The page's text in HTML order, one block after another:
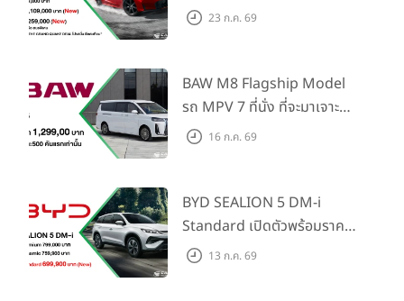
Honda S+ Shift ครั้งแรกใน
Traffic Monitor เพียงจอง
ภายใน 31 ก.ค. 2569 รับบัตร
น้ำมันมูลค่า 10,000 บาท
23 ก.ค. 69
BAW M8 Flagship Model
รถ MPV 7 ที่นั่ง ที่จะมาเจาะ
ตลาดครอบครัวและองค์กรยุค
แรก)
16 ก.ค. 69
BYD SEALION 5 DM-i
Standard เปิดตัวพร้อมราคา
คาดการณ์ 699,900 บาท รุ่น
13 ก.ค. 69